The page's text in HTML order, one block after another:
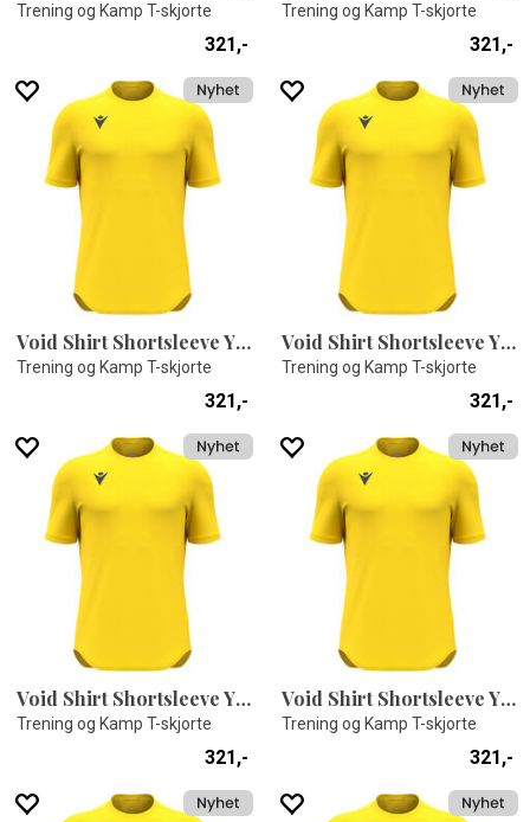
Trening og Kamp T-skjorte
321,-
Trening og Kamp T-skjorte
321,-
Void Shirt Shortsleeve YEL S
Trening og Kamp T-skjorte
321,-
Void Shirt Shortsleeve YEL M
Trening og Kamp T-skjorte
321,-
Void Shirt Shortsleeve YEL L
Trening og Kamp T-skjorte
321,-
Void Shirt Shortsleeve YEL 5XL
Trening og Kamp T-skjorte
321,-